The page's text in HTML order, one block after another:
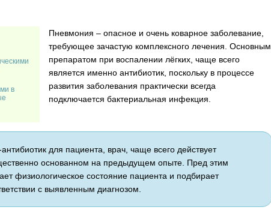
в
Пневмония – опасное и очень коварное заболевание,
требующее зачастую комплексного лечения. Основным
препаратом при воспалении лёгких, чаще всего
является именно антибиотик, поскольку в процессе
развития заболевания практически всегда
подключается бактериальная инфекция.
для пациента, врач, чаще всего действует
основанном на предыдущем опыте. Пред этим
физиологическое состояние пациента и подбирает
с выявленным диагнозом.